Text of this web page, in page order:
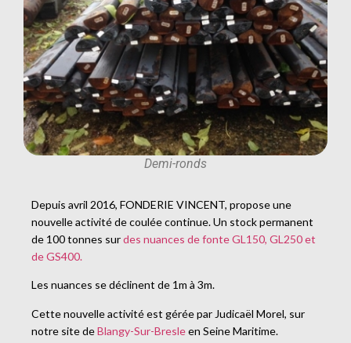
Demi-ronds
Depuis avril 2016, FONDERIE VINCENT, propose une
nouvelle activité de coulée continue. Un stock permanent
de 100 tonnes surdes nuances de fonte GL150, GL250 et
de GS400.
Les nuances se déclinent de 1m à 3m.
Cette nouvelle activité est gérée par Judicaël Morel, sur
notre site deBlangy-Sur-Bresleen Seine Maritime.